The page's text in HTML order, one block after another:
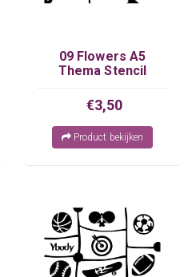
09 Flowers A5
Thema Stencil
€3,50
Product bekijken